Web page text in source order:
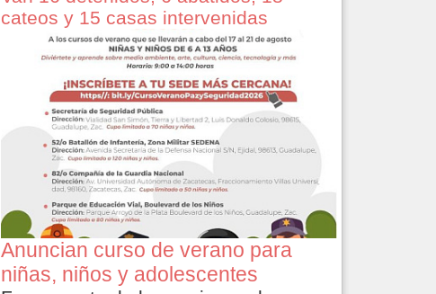
cateos y 15 casas intervenidas
Anuncian curso de verano para
niñas, niños y adolescentes